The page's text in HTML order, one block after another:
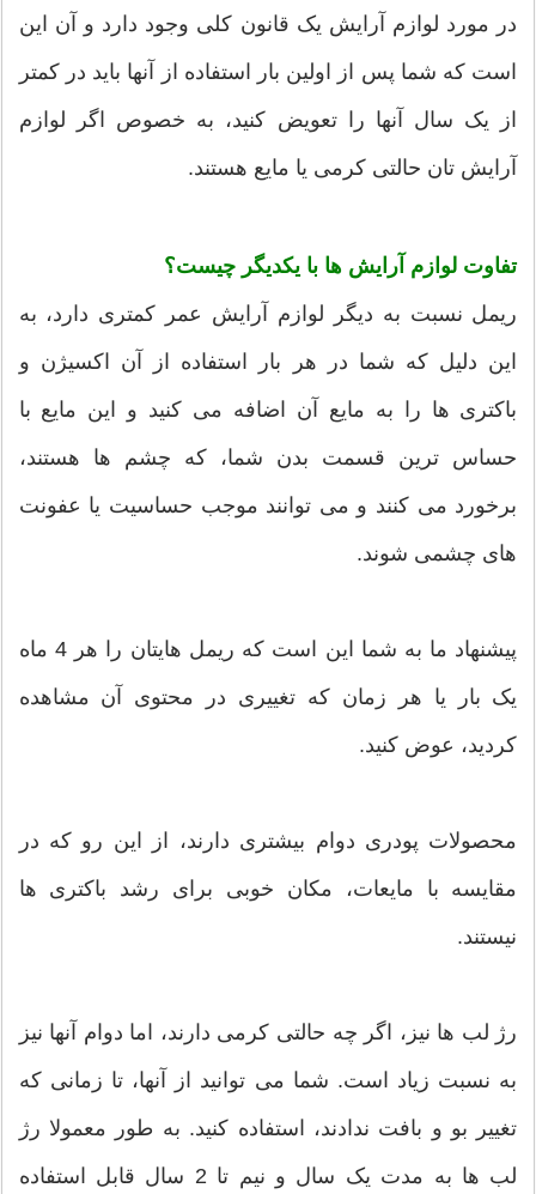
در مورد لوازم آرایش یک قانون کلی وجود دارد و آن این
است که شما پس از اولین بار استفاده از آنها باید در کمتر
از یک سال آنها را تعویض کنید، به خصوص اگر لوازم
آرایش تان حالتی کرمی یا مایع هستند.
تفاوت لوازم آرایش ها با یکدیگر چیست؟
ریمل نسبت به دیگر لوازم آرایش عمر کمتری دارد، به
این دلیل که شما در هر بار استفاده از آن اکسیژن و
باکتری ها را به مایع آن اضافه می کنید و این مایع با
حساس ترین قسمت بدن شما، که چشم ها هستند،
برخورد می کنند و می توانند موجب حساسیت یا عفونت
های چشمی شوند.
پیشنهاد ما به شما این است که ریمل هایتان را هر 4 ماه
یک بار یا هر زمان که تغییری در محتوی آن مشاهده
کردید، عوض کنید.
محصولات پودری دوام بیشتری دارند، از این رو که در
مقایسه با مایعات، مکان خوبی برای رشد باکتری ها
نیستند.
رژ لب ها نیز، اگر چه حالتی کرمی دارند، اما دوام آنها نیز
به نسبت زیاد است. شما می توانید از آنها، تا زمانی که
تغییر بو و بافت ندادند، استفاده کنید. به طور معمولا رژ
لب ها به مدت یک سال و نیم تا 2 سال قابل استفاده